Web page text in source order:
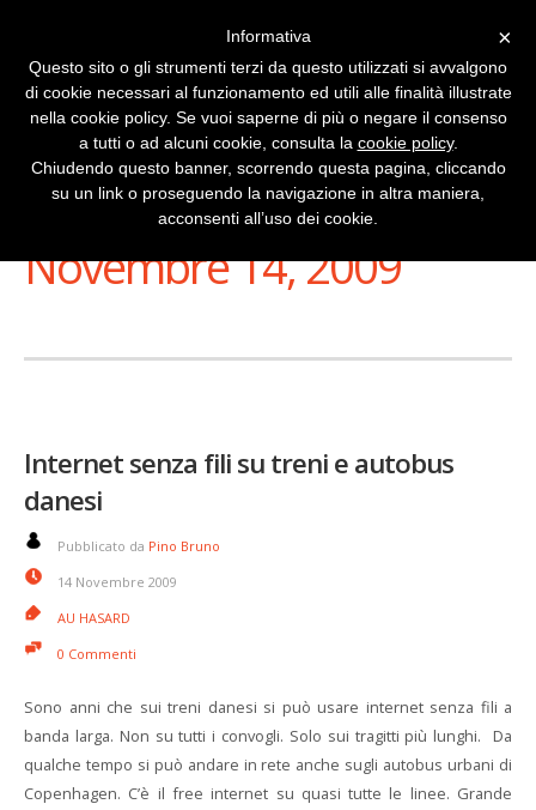
Stai Visualizzando
Novembre 14, 2009
Internet senza fili su treni e autobus
danesi
Pubblicato da Pino Bruno
14 Novembre 2009
AU HASARD
0 Commenti
Sono anni che sui treni danesi si può usare internet senza fili a
banda larga. Non su tutti i convogli. Solo sui tragitti più lunghi. Da
qualche tempo si può andare in rete anche sugli autobus urbani di
Copenhagen. C’è il free internet su quasi tutte le linee. Grande
×
Informativa
Questo sito o gli strumenti terzi da questo utilizzati si avvalgono
di cookie necessari al funzionamento ed utili alle finalità illustrate
nella cookie policy. Se vuoi saperne di più o negare il consenso
a tutti o ad alcuni cookie, consulta la cookie policy.
Chiudendo questo banner, scorrendo questa pagina, cliccando
su un link o proseguendo la navigazione in altra maniera,
acconsenti all’uso dei cookie.